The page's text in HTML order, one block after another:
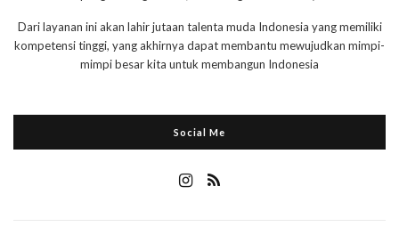
Dari layanan ini akan lahir jutaan talenta muda Indonesia yang memiliki
kompetensi tinggi, yang akhirnya dapat membantu mewujudkan mimpi-
mimpi besar kita untuk membangun Indonesia
Social Me